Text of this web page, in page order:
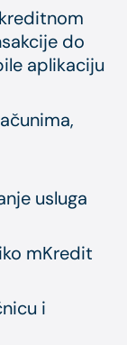
do
aplikaciju
usluga
mKredit
i